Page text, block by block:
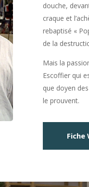
douche,
craque et
rebaptisé «
de la
Mais la
Escoffier qui
que doyen
le prouvent.
Fiche